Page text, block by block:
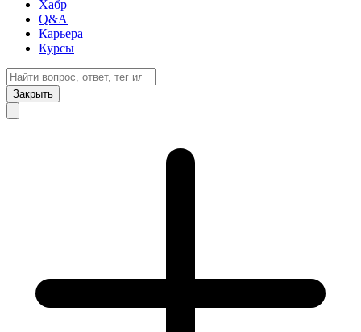
Хабр
Q&A
Карьера
Курсы
Закрыть